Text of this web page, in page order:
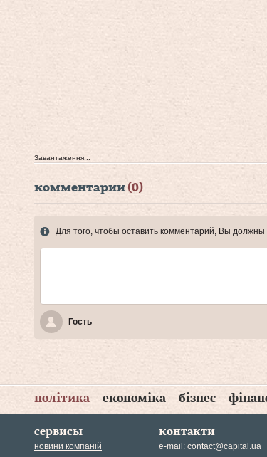
Завантаження...
комментарии (0)
Для того, чтобы оставить комментарий, Вы должны
Гость
політика економіка бізнес
сервисы
новини компаній
контакти
e-mail: contact@capital.ua